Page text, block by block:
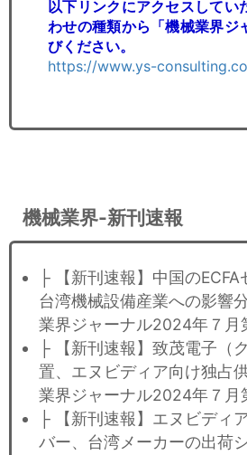
以下リンクにアクセスしてい
わせの種類から「機械業界ジ
びください。
https://www.ys-
機械業界-新刊速報
├ 【新刊速報】中国の
台湾機械設備産業への影響
業界ジャーナル2024年７月
├ 【新刊速報】致茂電子（
置、エヌビディア向け独占
業界ジャーナル2024年７月
├ 【新刊速報】エヌビディ
バー、台湾メーカーの出荷